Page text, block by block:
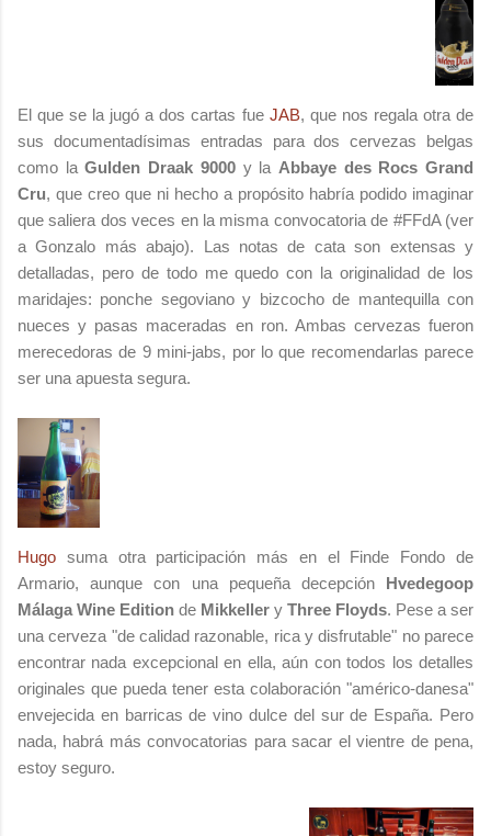
El que se la jugó a dos cartas fue JAB, que nos regala otra de
sus documentadísimas entradas para dos cervezas belgas
como laGulden Draak 9000y la Abbaye des Rocs Grand
Cru, que creo que ni hecho a propósito habría podido imaginar
que saliera dos veces en la misma convocatoria de #FFdA (ver
a Gonzalo más abajo). Las notas de cata son extensas y
detalladas, pero de todo me quedo con la originalidad de los
maridajes: ponche segoviano y bizcocho de mantequilla con
nueces y pasas maceradas en ron. Ambas cervezas fueron
merecedoras de 9 mini-jabs, por lo que recomendarlas parece
ser una apuesta segura.
Hugo suma otra participación más en el Finde Fondo de
Armario, aunque con una pequeña decepción Hvedegoop
Málaga Wine Edition de Mikkeller y Three Floyds. Pese a ser
una cerveza "de calidad razonable, rica y disfrutable" no parece
encontrar nada excepcional en ella, aún con todos los detalles
originales que pueda tener esta colaboración "américo-danesa"
envejecida en barricas de vino dulce del sur de España. Pero
nada, habrá más convocatorias para sacar el vientre de pena,
estoy seguro.